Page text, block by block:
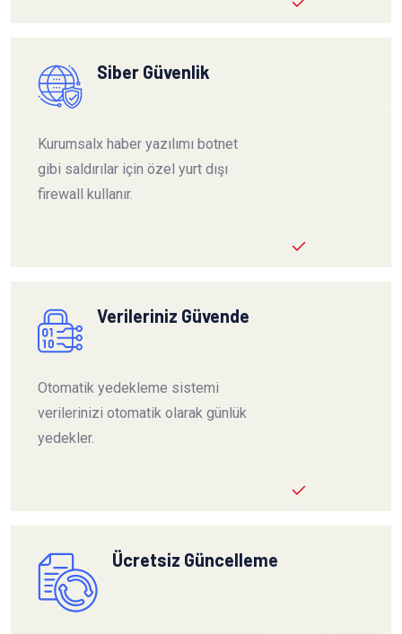
Siber Güvenlik
Kurumsalx haber yazılımı botnet
gibi saldırılar için özel yurt dışı
firewall kullanır.
Verileriniz Güvende
Otomatik yedekleme sistemi
verilerinizi otomatik olarak günlük
yedekler.
Ücretsiz Güncelleme